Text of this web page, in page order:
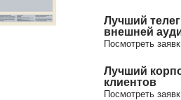
Лучший
внешней
Посмотреть
Лучший
клиентов
Посмотреть